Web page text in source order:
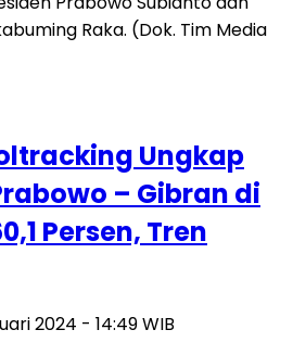
Ungkap
– Gibran di
Persen, Tren
2024 - 14:49 WIB